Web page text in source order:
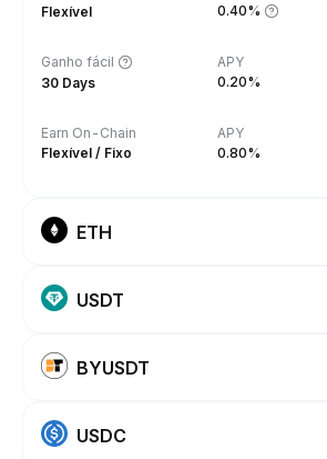
Flexível
0.40%
Ganho fácil
30 Days
APY
0.20%
Earn On-Chain
Flexível / Fixo
APY
0.80%
ETH
USDT
BYUSDT
USDC